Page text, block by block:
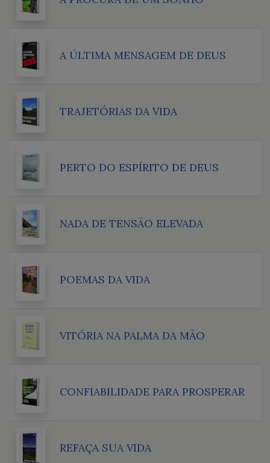
A ÚLTIMA MENSAGEM DE DEUS
TRAJETÓRIAS DA VIDA
PERTO DO ESPÍRITO DE DEUS
NADA DE TENSÃO ELEVADA
POEMAS DA VIDA
VITÓRIA NA PALMA DA MÃO
CONFIABILIDADE PARA PROSPERAR
REFAÇA SUA VIDA